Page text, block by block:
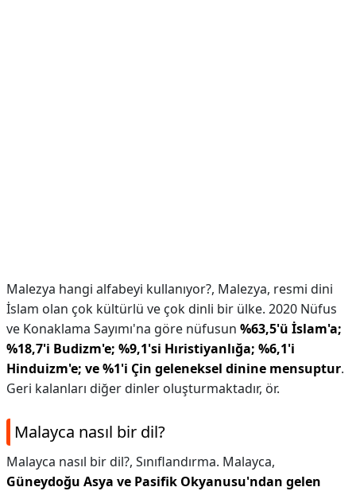
Malezya hangi alfabeyi kullanıyor?, Malezya, resmi dini
İslam olan çok kültürlü ve çok dinli bir ülke. 2020 Nüfus
ve Konaklama Sayımı'na göre nüfusun %63,5'ü İslam'a;
%18,7'i Budizm'e; %9,1'si Hıristiyanlığa; %6,1'i
Hinduizm'e; ve %1'i Çin geleneksel dinine mensuptur.
Geri kalanları diğer dinler oluşturmaktadır, ör.
Malayca nasıl bir dil?
Malayca nasıl bir dil?, Sınıflandırma. Malayca,
Güneydoğu Asya ve Pasifik Okyanusu'ndan gelen